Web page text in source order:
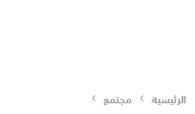
الرئيسية مجتمع